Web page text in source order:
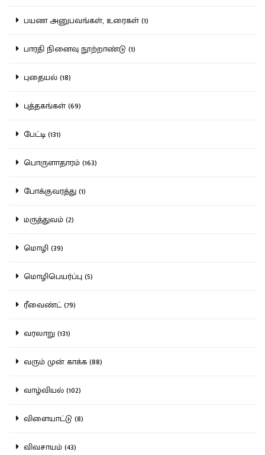
பயண அனுபவங்கள், உரைகள் (1)
பாரதி நினைவு நூற்றாண்டு (1)
புதையல் (18)
புத்தகங்கள் (69)
பேட்டி (131)
பொருளாதாரம் (163)
போக்குவரத்து (1)
மருத்துவம் (2)
மொழி (39)
மொழிபெயர்ப்பு (5)
ரீவைண்ட் (79)
வரலாறு (131)
வரும் முன் காக்க (88)
வாழ்வியல் (102)
விளையாட்டு (8)
விவசாயம் (43)